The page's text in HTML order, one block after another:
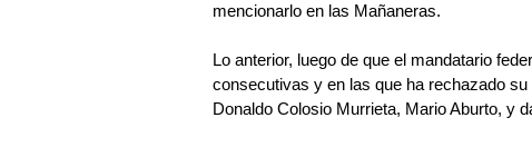
mencionarlo en las Mañaneras.
Lo anterior, luego de que el mandatario
consecutivas y en las que ha rechazado
Donaldo Colosio Murrieta, Mario Aburto, y